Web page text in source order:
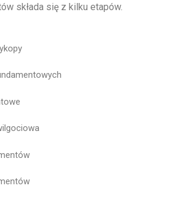
składa się z kilku etapów.